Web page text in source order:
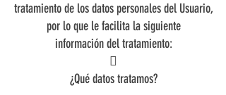
tratamiento de los datos personales del Usuario,
por lo que le facilita la siguiente
información del tratamiento:

¿Qué datos tratamos?